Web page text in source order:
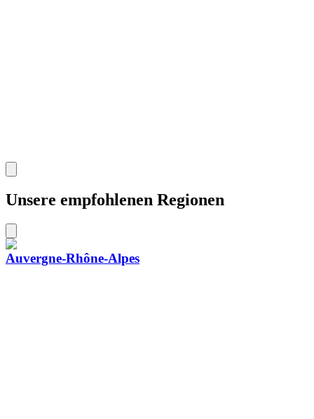
Unsere empfohlenen Regionen
Auvergne-Rhône-Alpes